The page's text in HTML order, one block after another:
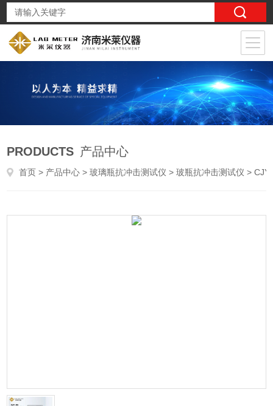
PRODUCTS 产品中心
首页 > 产品中心 >玻璃瓶抗冲击测试仪 >玻瓶抗冲击测试仪 > CJY-05药用玻璃瓶摆锤冲击试验机